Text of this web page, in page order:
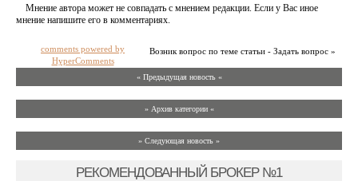
Мнение автора может не совпадать с мнением редакции. Если у Вас иное
мнение напишите его в комментариях.
Возник вопрос по теме статьи - Задать вопрос »
comments powered by
HyperComments
« Предыдущая новость «
» Архив категории «
» Следующая новость »
РЕКОМЕНДОВАННЫЙ БРОКЕР №1